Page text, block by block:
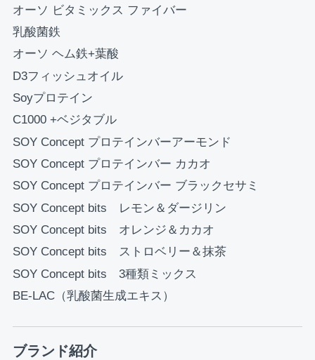
オーソ ビタミックス ファイバー
乳酸菌鉄
オーソ ヘム鉄+葉酸
D3フィッシュオイル
Soyプロテイン
C1000 +ベジタブル
SOY Concept プロテインバーアーモンド
SOY Concept プロテインバー カカオ
SOY Concept プロテインバー ブラックセサミ
SOY Concept bits レモン＆ダージリン
SOY Concept bits オレンジ＆カカオ
SOY Concept bits ストロベリー＆抹茶
SOY Concept bits 3種類ミックス
BE-LAC（乳酸菌生成エキス）
ブランド紹介